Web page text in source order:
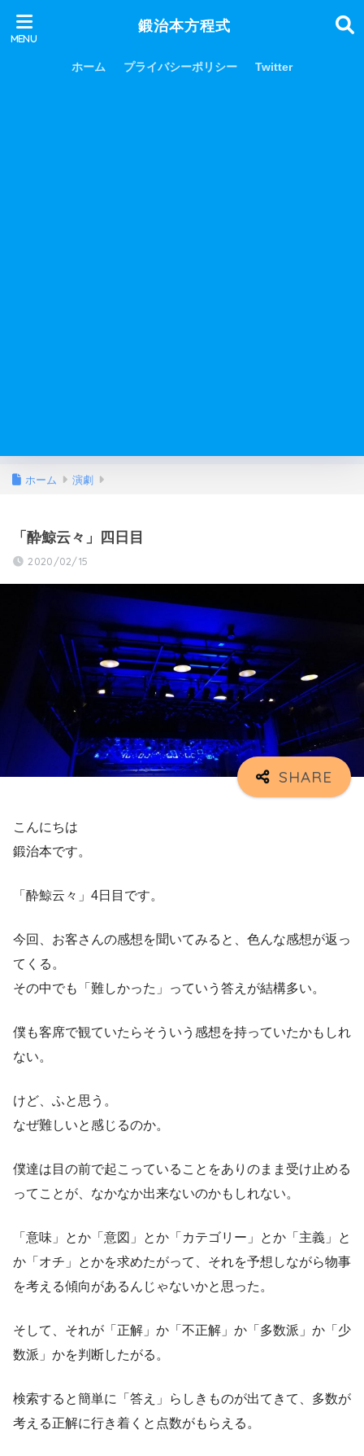
鍛治本方程式
ホーム プライバシーポリシー Twitter
ホーム 演劇
「酔鯨云々」四日目
2020/02/15
こんにちは
鍛治本です。
「酔鯨云々」4日目です。
今回、お客さんの感想を聞いてみると、色んな感想が返っ
てくる。
その中でも「難しかった」っていう答えが結構多い。
僕も客席で観ていたらそういう感想を持っていたかもしれ
ない。
けど、ふと思う。
なぜ難しいと感じるのか。
僕達は目の前で起こっていることをありのまま受け止める
ってことが、なかなか出来ないのかもしれない。
「意味」とか「意図」とか「カテゴリー」とか「主義」と
か「オチ」とかを求めたがって、それを予想しながら物事
を考える傾向があるんじゃないかと思った。
そして、それが「正解」か「不正解」か「多数派」か「少
数派」かを判断したがる。
検索すると簡単に「答え」らしきものが出てきて、多数が
考える正解に行き着くと点数がもらえる。